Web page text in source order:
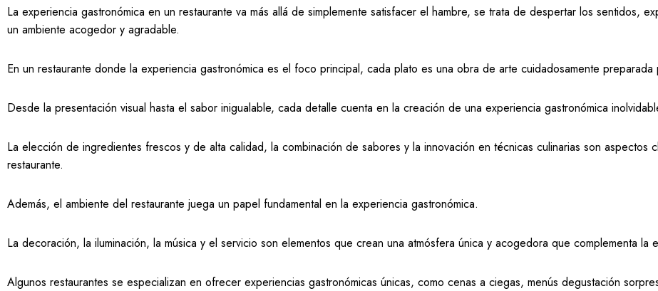
La experiencia gastronómica en un restaurante va más allá de simplemente satisfacer el hambre, se trata de despertar los sentidos,
un ambiente acogedor y agradable.
En un restaurante donde la experiencia gastronómica es el foco principal, cada plato es una obra de arte cuidadosamente
Desde la presentación visual hasta el sabor inigualable, cada detalle cuenta en la creación de una experiencia gastronómica
La elección de ingredientes frescos y de alta calidad, la combinación de sabores y la innovación en técnicas culinarias son
restaurante.
Además, el ambiente del restaurante juega un papel fundamental en la experiencia gastronómica.
La decoración, la iluminación, la música y el servicio son elementos que crean una atmósfera única y acogedora que complementa la
Algunos restaurantes se especializan en ofrecer experiencias gastronómicas únicas, como cenas a ciegas, menús degustación